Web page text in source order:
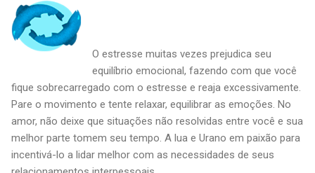
O estresse muitas vezes prejudica seu
equilíbrio emocional, fazendo com que você
fique sobrecarregado com o estresse e reaja excessivamente.
Pare o movimento e tente relaxar, equilibrar as emoções. No
amor, não deixe que situações não resolvidas entre você e sua
melhor parte tomem seu tempo. A lua e Urano em paixão para
incentivá-lo a lidar melhor com as necessidades de seus